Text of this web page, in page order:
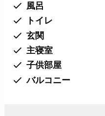
風呂
トイレ
玄関
主寝室
子供部屋
バルコニー